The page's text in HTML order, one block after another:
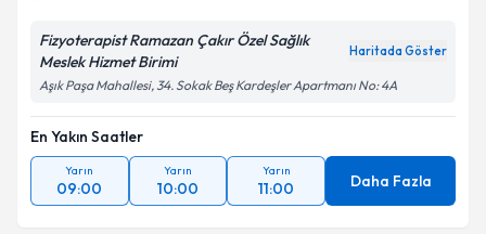
Kişisel verilerimin işlenmesine ilişkin
Aydınlatma
Metni'ni okudum ve kişisel verilerimin belirtilen
kapsamda işlenmesini kabul ediyorum.
Takvim Talebini Gönder
Fizyoterapist Ramazan Çakır Özel Sağlık
Meslek Hizmet Birimi
Haritada Göster
Aşık Paşa Mahallesi, 34. Sokak Beş Kardeşler Apartmanı No: 4A
En Yakın Saatler
Yarın
09:00
Yarın
10:00
Yarın
11:00 Daha Fazla